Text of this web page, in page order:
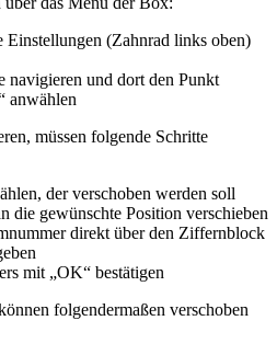
(Zahnrad links oben)
navigieren und dort den Punkt
anwählen
müssen folgende Schritte
der verschoben werden soll
die gewünschte Position verschieben
direkt über den Ziffernblock
mit „OK“ bestätigen
folgendermaßen verschoben